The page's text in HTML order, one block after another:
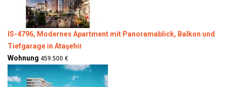
IS-4796, Modernes Apartment mit Panoramablick, Balkon und
Tiefgarage in Ataşehir
Wohnung 459.500 €